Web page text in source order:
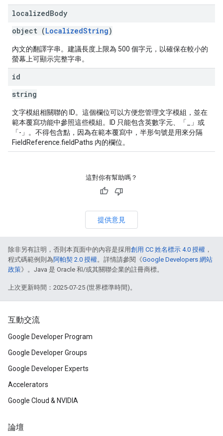
localizedBody
object (LocalizedString)
內文的翻譯字串。建議長度上限為 500 個字元，以確保在較小的
螢幕上可顯示完整字串。
id
string
文字模組相關聯的 ID。這個欄位可以方便您管理文字模組，並在
範本覆寫功能中參照這些模組。ID 只能包含英數字元、「_」或
「-」。不得包含點，因為在範本覆寫中，半形句號是用來分隔
FieldReference.fieldPaths 內的欄位。
這對你有幫助嗎？
提供意見
除非另有註明，否則本頁面中的內容是採用創用 CC 姓名標示 4.0 授權 ，
程式碼範例則為阿帕契 2.0 授權。詳情請參閱《Google Developers 網站
政策》。Java 是 Oracle 和/或其關聯企業的註冊商標。
上次更新時間：2025-07-25 (世界標準時間)。
互動交流
Google Developer Program
Google Developer Groups
Google Developer Experts
Accelerators
Google Cloud & NVIDIA
論壇